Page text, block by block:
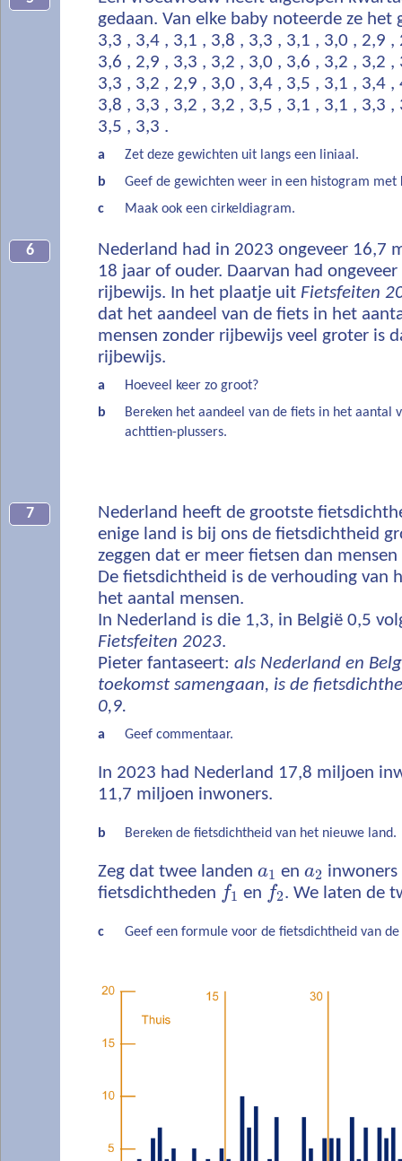
gedaan. Van elke baby noteerde ze het
3,3 , 3,4 , 3,1 , 3,8 , 3,3 , 3,1 , 3,0 , 2,9 ,
3,6 , 2,9 , 3,3 , 3,2 , 3,0 , 3,6 , 3,2 , 3,2 ,
3,3 , 3,2 , 2,9 , 3,0 , 3,4 , 3,5 , 3,1 , 3,4 ,
3,8 , 3,3 , 3,2 , 3,2 , 3,5 , 3,1 , 3,1 , 3,3 ,
3,5 , 3,3 .
a
Zet deze gewichten uit langs een liniaal.
b
Geef de gewichten weer in een histogram met
c
Maak ook een cirkeldiagram.
6
Nederland had in 2023 ongeveer 16,7
18 jaar of ouder. Daarvan had
rijbewijs. In het plaatje uit Fietsfeiten
dat het aandeel van de fiets in het
mensen zonder rijbewijs veel groter is
rijbewijs.
a
Hoeveel keer zo groot?
b
Bereken het aandeel van de fiets in het aantal
achttien-plussers.
7
Nederland heeft de grootste
enige land is bij ons de fietsdichtheid
zeggen dat er meer fietsen dan mensen
De fietsdichtheid is de verhouding van
het aantal mensen.
In Nederland is die 1,3, in België 0,5
Fietsfeiten 2023.
Pieter fantaseert: als Nederland en
toekomst samengaan, is de
0,9.
a Geef commentaar.
In 2023 had Nederland 17,8 miljoen
11,7 miljoen inwoners.
b Bereken de fietsdichtheid van het nieuwe land.
Zeg dat twee landen a1 ena2 inwoners
fietsdichtheden f1 en f2. We laten de
c Geef een formule voor de fietsdichtheid van de